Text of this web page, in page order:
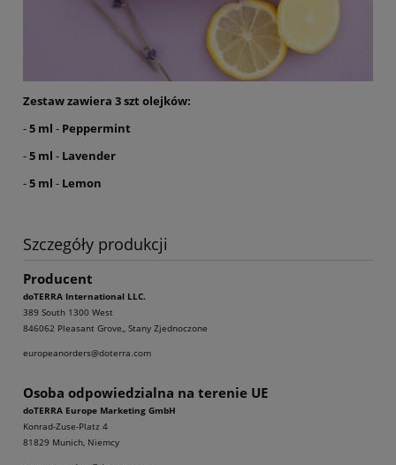
Zestaw zawiera 3 szt olejków:
-5 ml - Peppermint
-5 ml - Lavender
-5 ml - Lemon
Szczegóły produkcji
Producent
doTERRA International LLC.
389 South 1300 West
846062 Pleasant Grove,, Stany Zjednoczone
europeanorders@doterra.com
Osoba odpowiedzialna na terenie UE
doTERRA Europe Marketing GmbH
Konrad-Zuse-Platz 4
81829 Munich, Niemcy